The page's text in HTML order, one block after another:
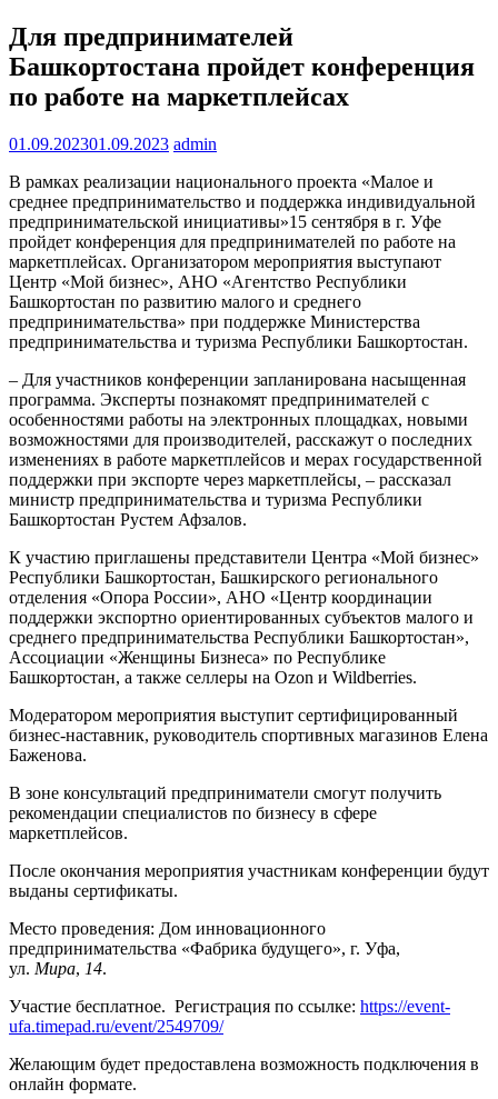
Для предпринимателей
Башкортостана пройдет конференция
по работе на маркетплейсах
01.09.202301.09.2023 admin
В рамках реализации национального проекта «Малое и
среднее предпринимательство и поддержка индивидуальной
предпринимательской инициативы»15 сентября в г. Уфе
пройдет конференция для предпринимателей по работе на
маркетплейсах. Организатором мероприятия выступают
Центр «Мой бизнес», АНО «Агентство Республики
Башкортостан по развитию малого и среднего
предпринимательства» при поддержке Министерства
предпринимательства и туризма Республики Башкортостан.
– Для участников конференции запланирована насыщенная
программа. Эксперты познакомят предпринимателей с
особенностями работы на электронных площадках, новыми
возможностями для производителей, расскажут о последних
изменениях в работе маркетплейсов и мерах государственной
поддержки при экспорте через маркетплейсы , – рассказал
министр предпринимательства и туризма Республики
Башкортостан Рустем Афзалов.
К участию приглашены представители Центра «Мой бизнес»
Республики Башкортостан, Башкирского регионального
отделения «Опора России», АНО «Центр координации
поддержки экспортно ориентированных субъектов малого и
среднего предпринимательства Республики Башкортостан»,
Ассоциации «Женщины Бизнеса» по Республике
Башкортостан, а также селлеры на Ozon и Wildberries.
Модератором мероприятия выступит сертифицированный
бизнес-наставник, руководитель спортивных магазинов Елена
Баженова.
В зоне консультаций предприниматели смогут получить
рекомендации специалистов по бизнесу в сфере
маркетплейсов.
После окончания мероприятия участникам конференции будут
выданы сертификаты.
Место проведения: Дом инновационного
предпринимательства «Фабрика будущего», г. Уфа,
ул. Мира, 14.
Участие бесплатное. Регистрация по ссылке: https://event-
ufa.timepad.ru/event/2549709/
Желающим будет предоставлена возможность подключения в
онлайн формате.